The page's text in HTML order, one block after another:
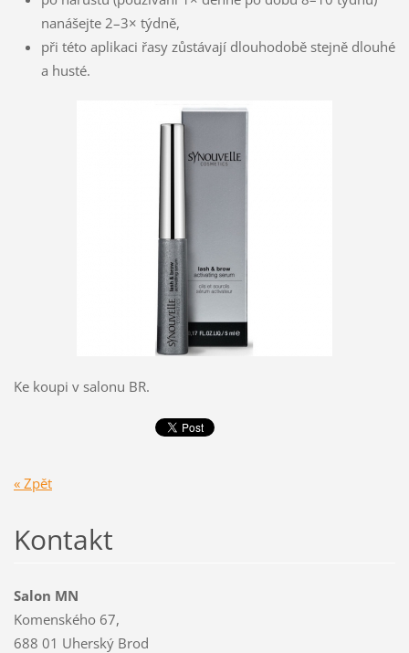
nanášejte 2–3× týdně,
při této aplikaci řasy zůstávají dlouhodobě stejně dlouhé
a husté.
Ke koupi v salonu BR.
« Zpět
Kontakt
Salon MN
Komenského 67,
688 01 Uherský Brod